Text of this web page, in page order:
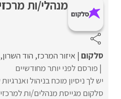
מנהלי/ות
סלקום איזור המרכז הוד השרון
פורסם לפני יותר מחודשיים
יש לך ניסיון מוכח בניהול
סלקום מגייסת מנהלים/ות